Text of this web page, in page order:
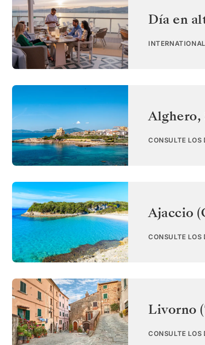
Día en
Alghero,
CONSULTE LOS
Ajaccio
CONSULTE LOS
Livorno
CONSULTE LOS